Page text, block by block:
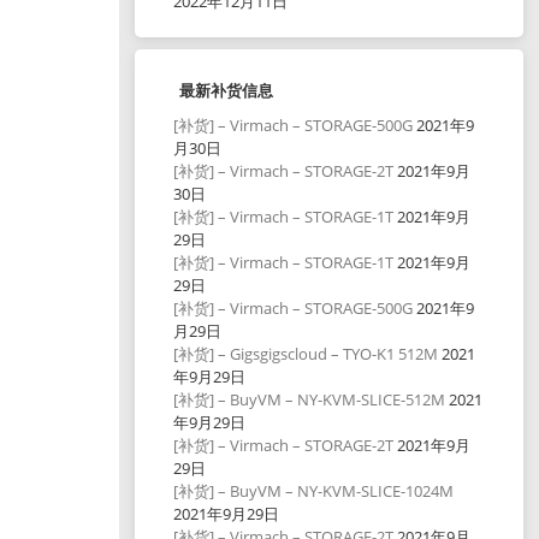
最新补货信息
[补货] – Virmach – STORAGE-500G2021年9
月30日
[补货] – Virmach – STORAGE-2T2021年9月
30日
[补货] – Virmach – STORAGE-1T2021年9月
29日
[补货] – Virmach – STORAGE-1T2021年9月
29日
[补货] – Virmach – STORAGE-500G2021年9
月29日
[补货] – Gigsgigscloud – TYO-K1 512M 2021
年9月29日
[补货] – BuyVM – NY-KVM-SLICE-512M 2021
年9月29日
[补货] – Virmach – STORAGE-2T2021年9月
29日
[补货] – BuyVM – NY-KVM-SLICE-1024M
2021年9月29日